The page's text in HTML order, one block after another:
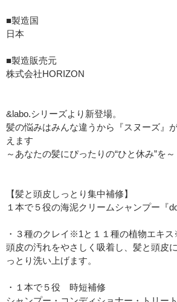
■製造国
日本
■製造販売元
株式会社HORIZON
&labo.シリーズより新登場。
髪の悩みはみんな違うから『スヌーズ』
えます
～あなたの髪にぴったりの“ひと休み”を～
【髪と頭皮しっとり集中補修】
１本で５役の海泥クリームシャンプー『
・３種のクレイ※1と１１種の植物エキ
頭皮の汚れをやさしく吸着し、髪と頭皮
っとり洗い上げます。
・１本で５役 時短補修